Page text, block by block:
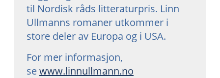
til Nordisk råds litteraturpris. Linn
Ullmanns romaner utkommer i
store deler av Europa og i USA.
For mer informasjon,
sewww.linnullmann.no